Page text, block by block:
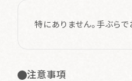
特にありません。手ぶらで
注意事項